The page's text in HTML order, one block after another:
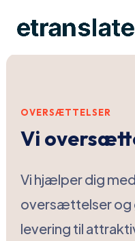
OVERSÆTTELSER
Vi
Vi hjælper dig
oversættelser og
levering til